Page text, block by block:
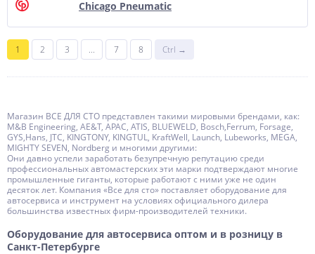
Chicago Pneumatic
1 2 3 ... 7 8 Ctrl →
Магазин ВСЕ ДЛЯ СТО представлен такими мировыми брендами, как:
M&B Engineering, AE&T, APAC, ATIS, BLUEWELD, Bosch,Ferrum, Forsage,
GYS,Hans, JTC, KINGTONY, KINGTUL, KraftWell, Launch, Lubeworks, MEGA,
MIGHTY SEVEN, Nordberg и многими другими:
Они давно успели заработать безупречную репутацию среди
профессиональных автомастерских эти марки подтверждают многие
промышленные гиганты, которые работают с ними уже не один
десяток лет. Компания «Все для сто» поставляет оборудование для
автосервиса и инструмент на условиях официального дилера
большинства известных фирм-производителей техники.
Оборудование для автосервиса оптом и в розницу в
Санкт-Петербурге